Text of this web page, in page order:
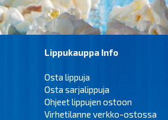
Lippukauppa Info
Osta lippuja
Osta sarjalippuja
Ohjeet lippujen ostoon
Virhetilanne verkko-ostossa